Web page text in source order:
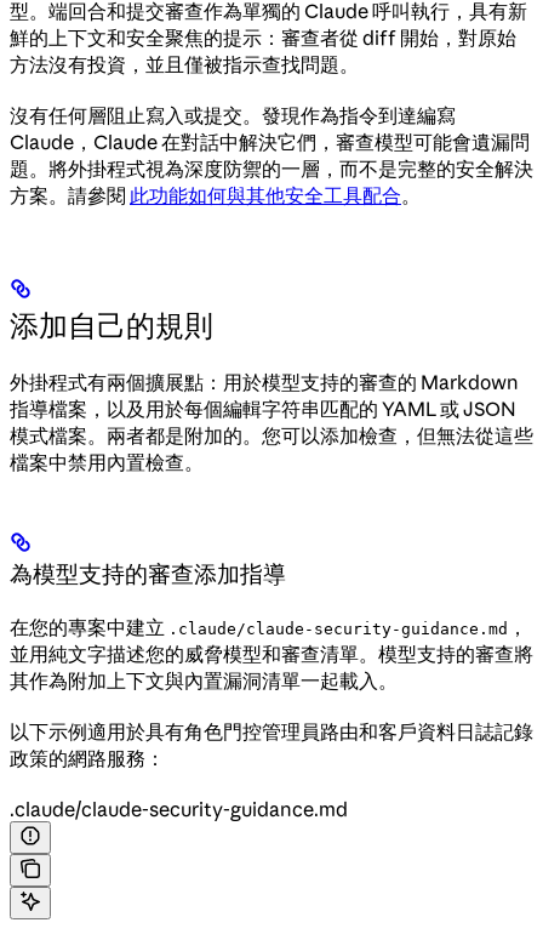
型。端回合和提交審查作為單獨的 Claude 呼叫執行，具有新
鮮的上下文和安全聚焦的提示：審查者從 diff 開始，對原始
方法沒有投資，並且僅被指示查找問題。
沒有任何層阻止寫入或提交。發現作為指令到達編寫
Claude，Claude 在對話中解決它們，審查模型可能會遺漏問
題。將外掛程式視為深度防禦的一層，而不是完整的安全解決
方案。請參閱 此功能如何與其他安全工具配合。
添加自己的規則
外掛程式有兩個擴展點：用於模型支持的審查的 Markdown
指導檔案，以及用於每個編輯字符串匹配的 YAML 或 JSON
模式檔案。兩者都是附加的。您可以添加檢查，但無法從這些
檔案中禁用內置檢查。
為模型支持的審查添加指導
在您的專案中建立 .claude/claude-security-guidance.md ，
並用純文字描述您的威脅模型和審查清單。模型支持的審查將
其作為附加上下文與內置漏洞清單一起載入。
以下示例適用於具有角色門控管理員路由和客戶資料日誌記錄
政策的網路服務：
.claude/claude-security-guidance.md